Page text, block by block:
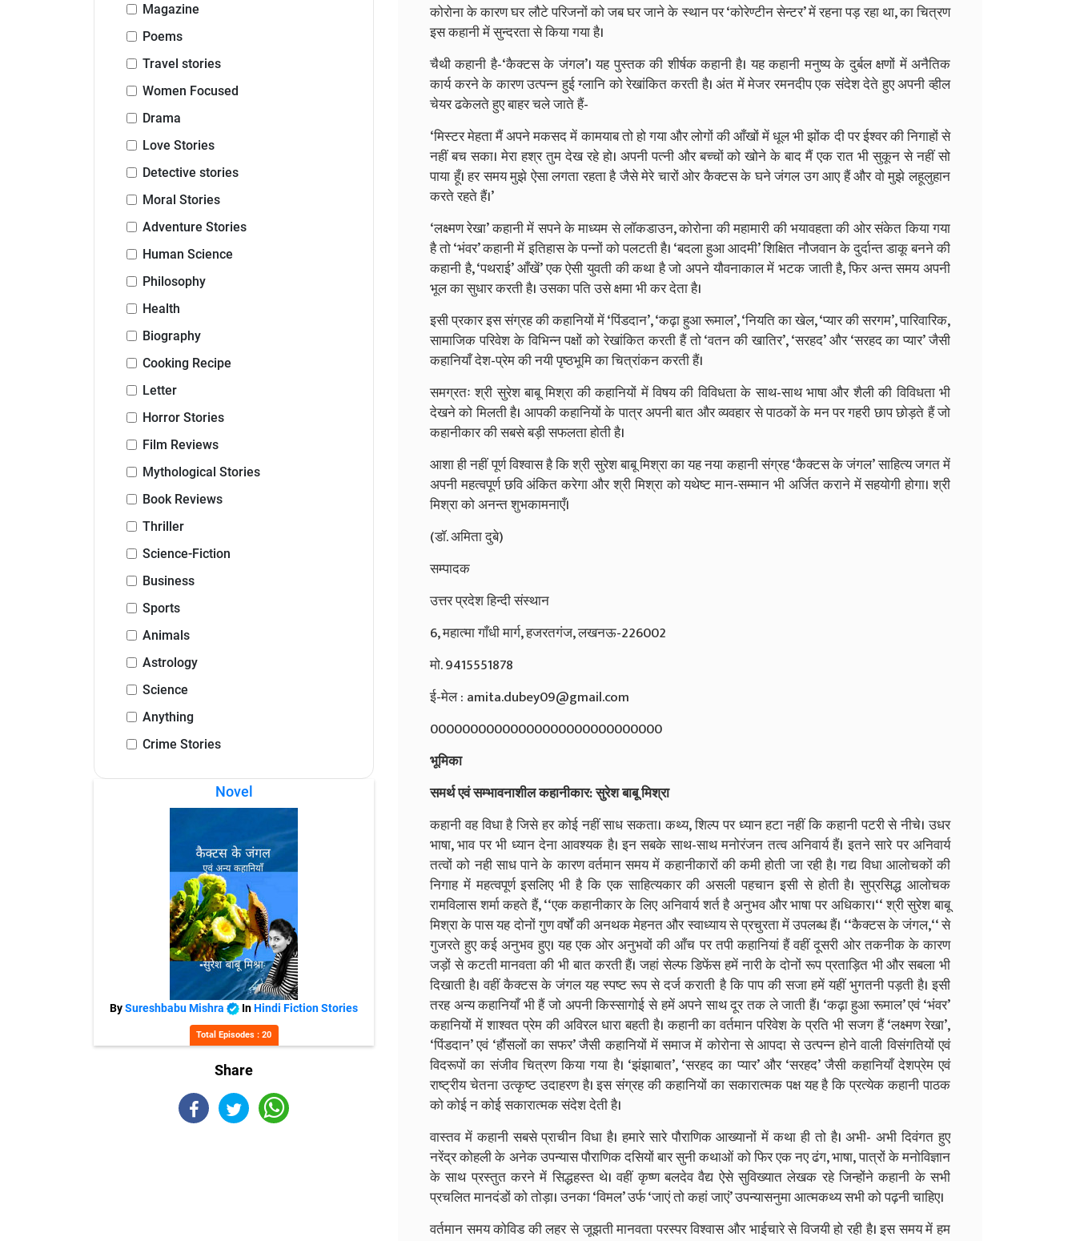
Magazine
Poems
Travel stories
Women Focused
Drama
Love Stories
Detective stories
Moral Stories
Adventure Stories
Human Science
Philosophy
Health
Biography
Cooking Recipe
Letter
Horror Stories
Film Reviews
Mythological Stories
Book Reviews
Thriller
Science-Fiction
Business
Sports
Animals
Astrology
Science
Anything
Crime Stories
Novel
BySureshbabu Mishra InHindi Fiction Stories
Total Episodes : 20
Share
कोरोना के कारण घर लौटे परिजनों को जब घर जाने के स्थान पर ‘कोरेण्टीन सेन्टर’ में रहना पड़ रहा था, का चित्रण
इस कहानी में सुन्दरता से किया गया है।
चैथी कहानी है-‘कैक्टस के जंगल’। यह पुस्तक की शीर्षक कहानी है। यह कहानी मनुष्य के दुर्बल क्षणों में अनैतिक
कार्य करने के कारण उत्पन्न हुई ग्लानि को रेखांकित करती है। अंत में मेजर रमनदीप एक संदेश देते हुए अपनी व्हील
चेयर ढकेलते हुए बाहर चले जाते हैं-
‘मिस्टर मेहता मैं अपने मकसद में कामयाब तो हो गया और लोगों की आँखों में धूल भी झोंक दी पर ईश्वर की निगाहों से
नहीं बच सका। मेरा हश्र तुम देख रहे हो। अपनी पत्नी और बच्चों को खोने के बाद मैं एक रात भी सुकून से नहीं सो
पाया हूँ। हर समय मुझे ऐसा लगता रहता है जैसे मेरे चारों ओर कैक्टस के घने जंगल उग आए हैं और वो मुझे लहूलुहान
करते रहते हैं।’
‘लक्ष्मण रेखा’ कहानी में सपने के माध्यम से लॉकडाउन, कोरोना की महामारी की भयावहता की ओर संकेत किया गया
है तो ‘भंवर’ कहानी में इतिहास के पन्नों को पलटती है। ‘बदला हुआ आदमी’ शिक्षित नौजवान के दुर्दान्त डाकू बनने की
कहानी है, ‘पथराई’ आँखें’ एक ऐसी युवती की कथा है जो अपने यौवनाकाल में भटक जाती है, फिर अन्त समय अपनी
भूल का सुधार करती है। उसका पति उसे क्षमा भी कर देता है।
इसी प्रकार इस संग्रह की कहानियों में ‘पिंडदान’, ‘कढ़ा हुआ रूमाल’, ‘नियति का खेल, ‘प्यार की सरगम’, पारिवारिक,
सामाजिक परिवेश के विभिन्न पक्षों को रेखांकित करती हैं तो ‘वतन की खातिर’, ‘सरहद’ और ‘सरहद का प्यार’ जैसी
कहानियाँ देश-प्रेम की नयी पृष्ठभूमि का चित्रांकन करती हैं।
समग्रतः श्री सुरेश बाबू मिश्रा की कहानियों में विषय की विविधता के साथ-साथ भाषा और शैली की विविधता भी
देखने को मिलती है। आपकी कहानियों के पात्र अपनी बात और व्यवहार से पाठकों के मन पर गहरी छाप छोड़ते हैं जो
कहानीकार की सबसे बड़ी सफलता होती है।
आशा ही नहीं पूर्ण विश्वास है कि श्री सुरेश बाबू मिश्रा का यह नया कहानी संग्रह ‘कैक्टस के जंगल’ साहित्य जगत में
अपनी महत्वपूर्ण छवि अंकित करेगा और श्री मिश्रा को यथेष्ट मान-सम्मान भी अर्जित कराने में सहयोगी होगा। श्री
मिश्रा को अनन्त शुभकामनाएँ।
(डॉ. अमिता दुबे)
सम्पादक
उत्तर प्रदेश हिन्दी संस्थान
6, महात्मा गाँधी मार्ग, हजरतगंज, लखनऊ-226002
मो. 9415551878
ई-मेल : amita.dubey09@gmail.com
00000000000000000000000000000
भूमिका
समर्थ एवं सम्भावनाशील कहानीकार: सुरेश बाबू मिश्रा
कहानी वह विधा है जिसे हर कोई नहीं साध सकता। कथ्य, शिल्प पर ध्यान हटा नहीं कि कहानी पटरी से नीचे। उधर
भाषा, भाव पर भी ध्यान देना आवश्यक है। इन सबके साथ-साथ मनोरंजन तत्व अनिवार्य हैं। इतने सारे पर अनिवार्य
तत्वों को नही साध पाने के कारण वर्तमान समय में कहानीकारों की कमी होती जा रही है। गद्य विधा आलोचकों की
निगाह में महत्वपूर्ण इसलिए भी है कि एक साहित्यकार की असली पहचान इसी से होती है। सुप्रसिद्ध आलोचक
रामविलास शर्मा कहते हैं, ‘‘एक कहानीकार के लिए अनिवार्य शर्त है अनुभव और भाषा पर अधिकार।‘‘ श्री सुरेश बाबू
मिश्रा के पास यह दोनों गुण वर्षों की अनथक मेहनत और स्वाध्याय से प्रचुरता में उपलब्ध हैं। ‘‘कैक्टस के जंगल,‘‘ से
गुजरते हुए कई अनुभव हुए। यह एक ओर अनुभवों की आँच पर तपी कहानियां हैं वहीं दूसरी ओर तकनीक के कारण
जड़ों से कटती मानवता की भी बात करती हैं। जहां सेल्फ डिफेंस हमें नारी के दोनों रूप प्रताड़ित भी और सबला भी
दिखाती है। वहीं कैक्टस के जंगल यह स्पष्ट रूप से दर्ज कराती है कि पाप की सजा हमें यहीं भुगतनी पड़ती है। इसी
तरह अन्य कहानियाँ भी हैं जो अपनी किस्सागोई से हमें अपने साथ दूर तक ले जाती हैं। ‘कढ़ा हुआ रूमाल’ एवं ‘भंवर’
कहानियों में शाश्वत प्रेम की अविरल धारा बहती है। कहानी का वर्तमान परिवेश के प्रति भी सजग हैं ‘लक्ष्मण रेखा’,
‘पिंडदान’ एवं ‘हौंसलों का सफर’ जैसी कहानियों में समाज में कोरोना से आपदा से उत्पन्न होने वाली विसंगतियों एवं
विदरूपों का संजीव चित्रण किया गया है। ‘झंझाबात’, ‘सरहद का प्यार’ और ‘सरहद’ जैसी कहानियाँ देशप्रेम एवं
राष्ट्रीय चेतना उत्कृष्ट उदाहरण है। इस संग्रह की कहानियों का सकारात्मक पक्ष यह है कि प्रत्येक कहानी पाठक
को कोई न कोई सकारात्मक संदेश देती है।
वास्तव में कहानी सबसे प्राचीन विधा है। हमारे सारे पौराणिक आख्यानों में कथा ही तो है। अभी- अभी दिवंगत हुए
नरेंद्र कोहली के अनेक उपन्यास पौराणिक दसियों बार सुनी कथाओं को फिर एक नए ढंग, भाषा, पात्रों के मनोविज्ञान
के साथ प्रस्तुत करने में सिद्धहस्त थे। वहीं कृष्ण बलदेव वैद्य ऐसे सुविख्यात लेखक रहे जिन्होंने कहानी के सभी
प्रचलित मानदंडों को तोड़ा। उनका ‘विमल’ उर्फ ‘जाएं तो कहां जाएं’ उपन्यासनुमा आत्मकथ्य सभी को पढ़नी चाहिए।
वर्तमान समय कोविड की लहर से जूझती मानवता परस्पर विश्वास और भाईचारे से विजयी हो रही है। इस समय में हम